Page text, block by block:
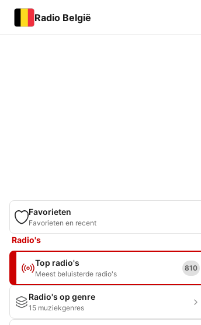
Radio België
Favorieten
Favorieten en recent
Radio's
Top radio's
Meest beluisterde radio's
810
Radio's op genre
15 muziekgenres